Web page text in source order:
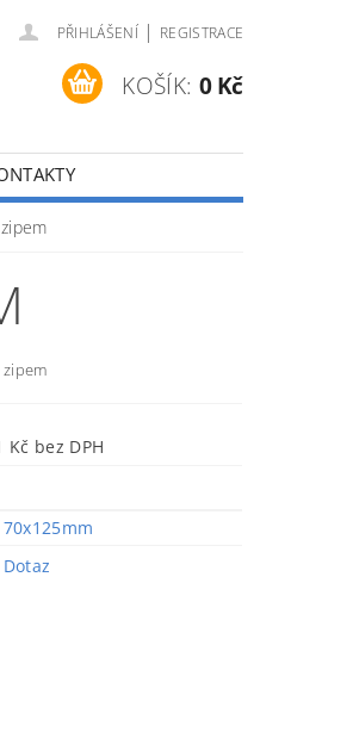
PŘIHLÁŠENÍ | REGISTRACE
KOŠÍK: 0 Kč
zipem
od 6,61 Kč bez DPH
70x125mm
Dotaz